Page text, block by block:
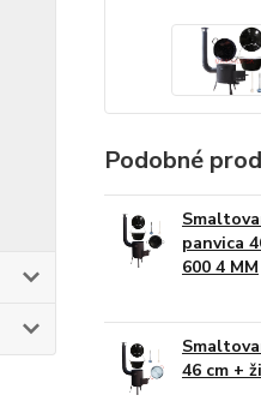
Podobné
panvica
600 4 MM
46 cm +